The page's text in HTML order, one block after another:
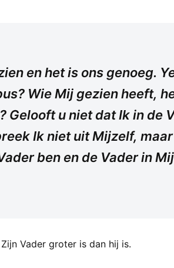
en het is ons genoeg.
Wie Mij gezien heeft,
Gelooft u niet dat Ik in de
Ik niet uit Mijzelf,
ben en de Vader in
Vader groter is dan hij is.